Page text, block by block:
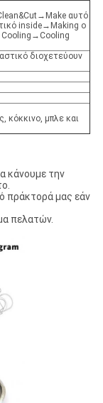
αυτό
inside→Making ο
διοχετεύουν
κόκκινο, μπλε και
κάνουμε την
πράκτορά μας εάν
πελατών.